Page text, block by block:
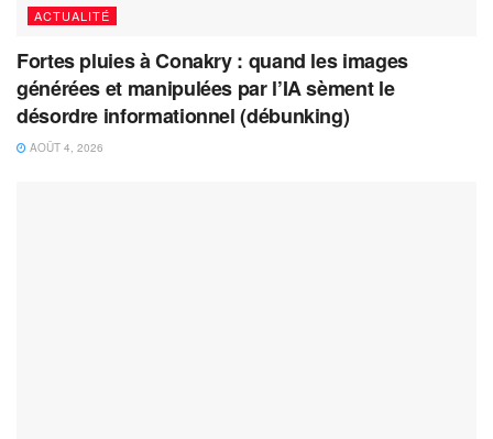
ACTUALITÉ
Fortes pluies à Conakry : quand les images
générées et manipulées par l’IA sèment le
désordre informationnel (débunking)
AOÛT 4, 2026